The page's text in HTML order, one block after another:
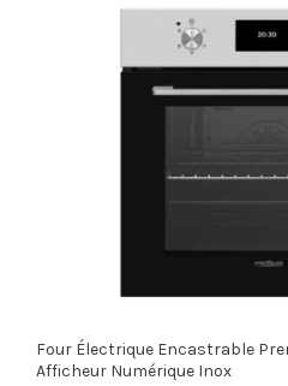
Four Électrique Encastrable
Afficheur Numérique Inox